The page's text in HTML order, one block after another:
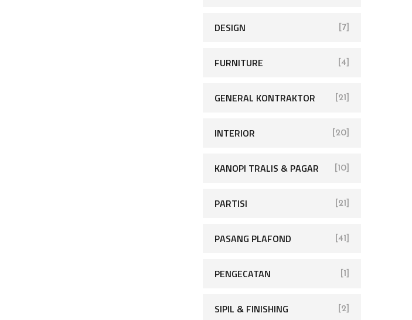
DESIGN [7]
FURNITURE [4]
GENERAL KONTRAKTOR [21]
INTERIOR [20]
KANOPI TRALIS & PAGAR [10]
PARTISI [21]
PASANG PLAFOND [41]
PENGECATAN [1]
SIPIL & FINISHING [2]